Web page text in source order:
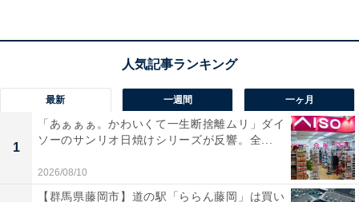
最新 一週間 一ヶ月
1
「あぁぁぁ。かわいくて一生断捨離ムリ」ダイ
ソーのサンリオ日焼けシリーズが反響。全...
2026/08/10
【群馬県藤岡市】道の駅「ららん藤岡」は買い